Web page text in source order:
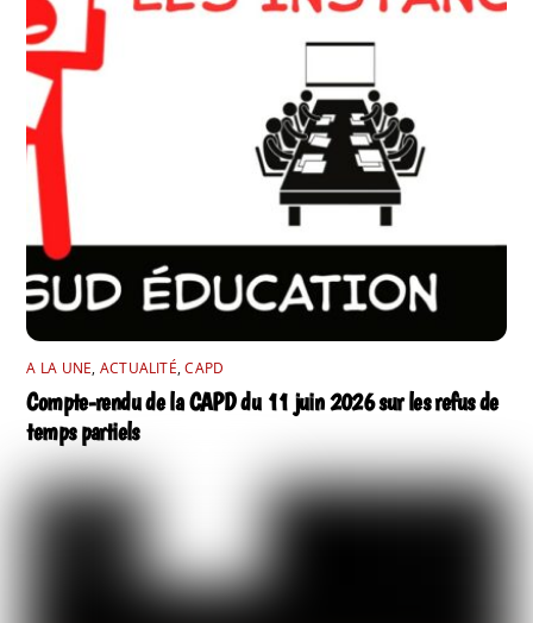
A LA UNE, ACTUALITÉ,CAPD
Compte-rendu de la CAPD du 11 juin 2026 sur les refus de
temps partiels